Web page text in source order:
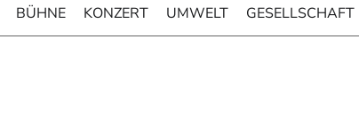
BÜHNE KONZERT UMWELT GESELLSCHAFT